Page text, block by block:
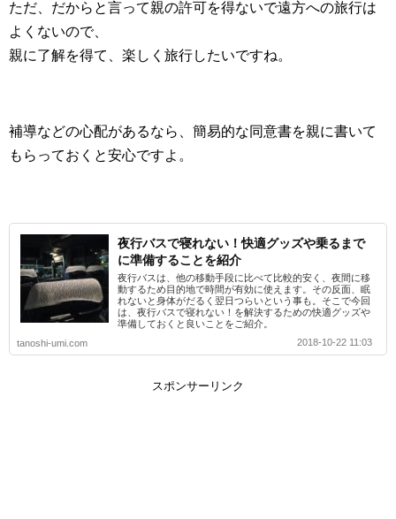
ただ、だからと言って親の許可を得ないで遠方への旅行は
よくないので、
親に了解を得て、楽しく旅行したいですね。
補導などの心配があるなら、簡易的な同意書を親に書いて
もらっておくと安心ですよ。
夜行バスで寝れない！快適グッズや乗るまで
に準備することを紹介
夜行バスは、他の移動手段に比べて比較的安く、夜間に移
動するため目的地で時間が有効に使えます。その反面、眠
れないと身体がだるく翌日つらいという事も。そこで今回
は、夜行バスで寝れない！を解決するための快適グッズや
準備しておくと良いことをご紹介。
tanoshi-umi.com
2018-10-22 11:03
スポンサーリンク